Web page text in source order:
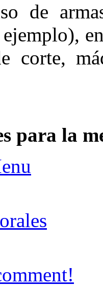
de
corte,
para la